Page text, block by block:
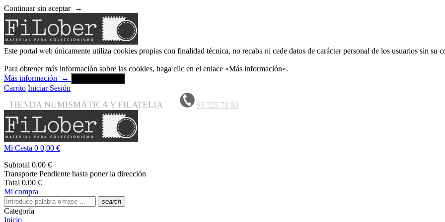
Continuar sin aceptar →
Este portal web únicamente utiliza cookies propias con finalidad técnica, no recaba ni cede datos de carácter personal de los usuarios sin su
Para obtener más información sobre las cookies, haga clic en el enlace «Más información».
Más información
→
Carrito Iniciar Sesión
TIENDA NUMISMÁTICA Y FILATELIA 93 325 79 93
Mi Cesta 0 0,00 €
Subtotal 0,00 €
Transporte Pendiente hasta poner la dirección
Total 0,00 €
Mi compra
search
Categoría
Inicio